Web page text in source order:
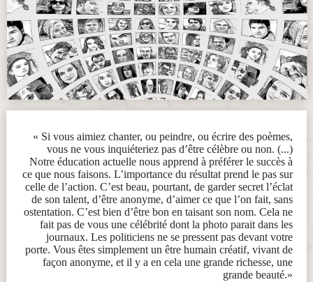
« Si vous aimiez chanter, ou peindre, ou écrire des poèmes,
vous ne vous inquiéteriez pas d’être célèbre ou non. (...)
Notre éducation actuelle nous apprend à préférer le succès à
ce que nous faisons. L’importance du résultat prend le pas sur
celle de l’action. C’est beau, pourtant, de garder secret l’éclat
de son talent, d’être anonyme, d’aimer ce que l’on fait, sans
ostentation. C’est bien d’être bon en taisant son nom. Cela ne
fait pas de vous une célébrité dont la photo parait dans les
journaux. Les politiciens ne se pressent pas devant votre
porte. Vous êtes simplement un être humain créatif, vivant de
façon anonyme, et il y a en cela une grande richesse, une
grande beauté.»